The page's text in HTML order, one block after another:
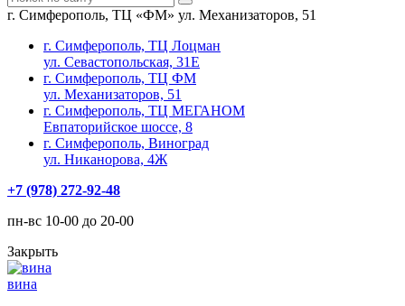
г. Симферополь, ТЦ «ФМ» ул. Механизаторов, 51
г. Симферополь, ТЦ Лоцман
ул. Севастопольская, 31Е
г. Симферополь, ТЦ ФМ
ул. Механизаторов, 51
г. Симферополь, ТЦ МЕГАНОМ
Евпаторийское шоссе, 8
г. Симферополь, Виноград
ул. Никанорова, 4Ж
+7 (978) 272-92-48
пн-вс 10-00 до 20-00
Закрыть
вина